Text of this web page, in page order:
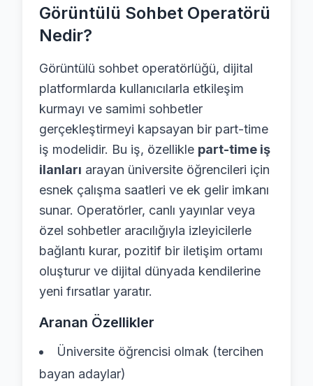
Görüntülü Sohbet Operatörü
Nedir?
Görüntülü sohbet operatörlüğü, dijital
platformlarda kullanıcılarla etkileşim
kurmayı ve samimi sohbetler
gerçekleştirmeyi kapsayan bir part-time
iş modelidir. Bu iş, özellikle part-time iş
ilanları arayan üniversite öğrencileri için
esnek çalışma saatleri ve ek gelir imkanı
sunar. Operatörler, canlı yayınlar veya
özel sohbetler aracılığıyla izleyicilerle
bağlantı kurar, pozitif bir iletişim ortamı
oluşturur ve dijital dünyada kendilerine
yeni fırsatlar yaratır.
Aranan Özellikler
Üniversite öğrencisi olmak (tercihen
bayan adaylar)